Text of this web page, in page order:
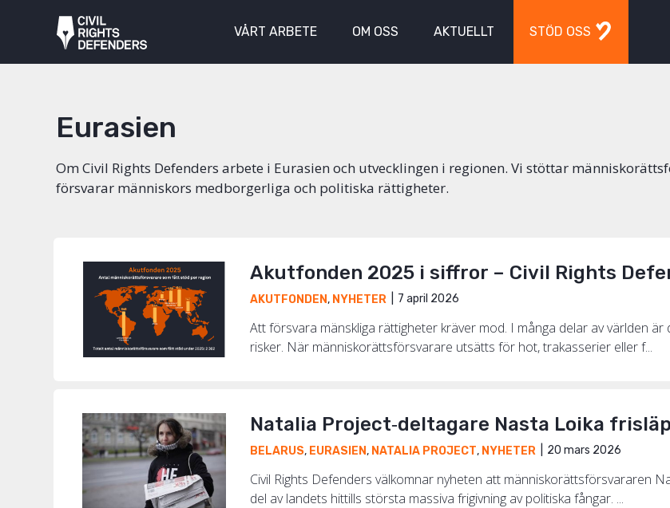
VÅRT ARBETE OM OSS AKTUELLT STÖD OSS
Eurasien
Om Civil Rights Defenders arbete i Eurasien och utvecklingen i regionen. Vi stöttar
försvarar människors medborgerliga och politiska rättigheter.
Akutfonden 2025 i siffror – Civil Rights
AKUTFONDEN, NYHETER 7 april 2026
Att försvara mänskliga rättigheter kräver mod. I många delar av världen
risker. När människorättsförsvarare utsätts för hot, trakasserier eller f...
Natalia Project‑deltagare Nasta Loika
BELARUS, EURASIEN, NATALIA PROJECT, NYHETER 20 mars 2026
Civil Rights Defenders välkomnar nyheten att människorättsförsvararen
del av landets hittills största massiva frigivning av politiska fångar. ...